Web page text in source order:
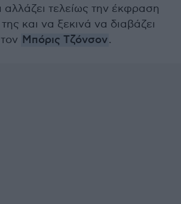
αλλάζει τελείως την έκφραση
και να ξεκινά να διαβάζει
Μπόρις Τζόνσον.